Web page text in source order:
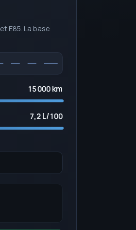
E85. La base
15 000 km
7,2 L/100